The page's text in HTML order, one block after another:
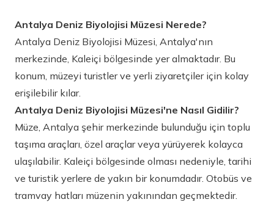
Antalya Deniz Biyolojisi Müzesi Nerede?
Antalya Deniz Biyolojisi Müzesi, Antalya'nın
merkezinde, Kaleiçi bölgesinde yer almaktadır. Bu
konum, müzeyi turistler ve yerli ziyaretçiler için kolay
erişilebilir kılar.
Antalya Deniz Biyolojisi Müzesi'ne Nasıl Gidilir?
Müze, Antalya şehir merkezinde bulunduğu için toplu
taşıma araçları, özel araçlar veya yürüyerek kolayca
ulaşılabilir. Kaleiçi bölgesinde olması nedeniyle, tarihi
ve turistik yerlere de yakın bir konumdadır. Otobüs ve
tramvay hatları müzenin yakınından geçmektedir.